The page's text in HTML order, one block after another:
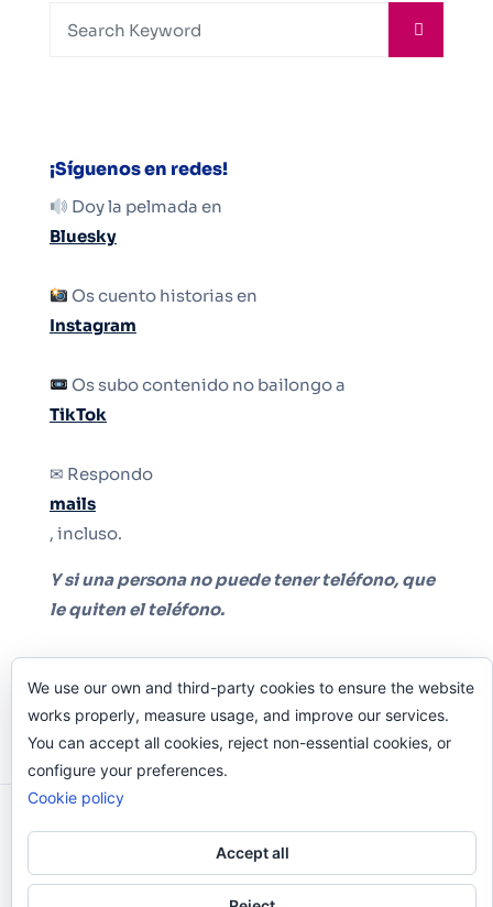
¡Síguenos en redes!
Doy la pelmada en
Bluesky
Os cuento historias en
Instagram
Os subo contenido no bailongo a
TikTok
✉ Respondo
mails
, incluso.
Y si una persona no puede tener teléfono, que
le quiten el teléfono.
Reservados.
We use our own and third-party cookies to ensure the website
works properly, measure usage, and improve our services.
You can accept all cookies, reject non-essential cookies, or
configure your preferences.
Cookie policy
Accept all